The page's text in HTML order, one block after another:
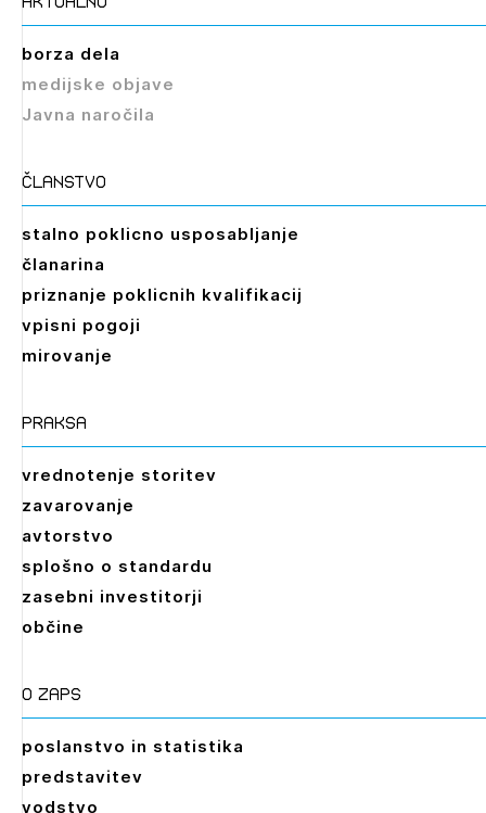
borza dela
medijske objave
Javna naročila
članstvo
stalno poklicno usposabljanje
članarina
priznanje poklicnih kvalifikacij
vpisni pogoji
mirovanje
praksa
vrednotenje storitev
zavarovanje
avtorstvo
splošno o standardu
zasebni investitorji
občine
O zaps
poslanstvo in statistika
predstavitev
vodstvo